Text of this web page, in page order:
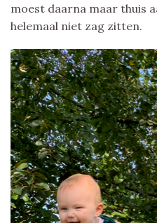
moest daarna maar thuis
helemaal niet zag zitten.